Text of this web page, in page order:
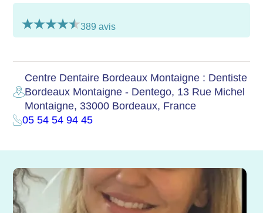
389 avis
Centre Dentaire Bordeaux Montaigne : Dentiste
Bordeaux Montaigne - Dentego, 13 Rue Michel
Montaigne, 33000 Bordeaux, France
05 54 54 94 45